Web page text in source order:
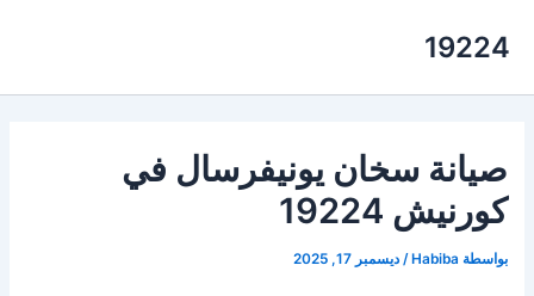
19224
صيانة سخان يونيفرسال في
كورنيش 19224
بواسطة Habiba
/ديسمبر 17, 2025